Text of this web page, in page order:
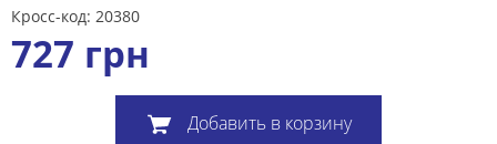
Кросс-код: 20380
727 грн
Добавить в корзину